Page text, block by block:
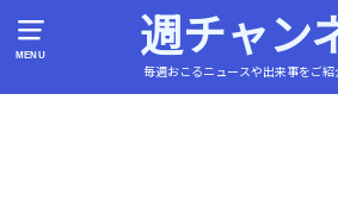
MENU 週チャン
毎週おこるニュースや出来事をご紹